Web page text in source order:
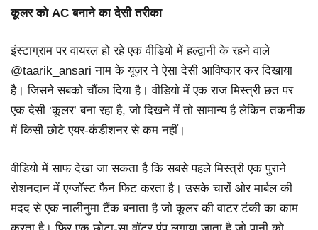
कूलर को AC बनाने का देसी तरीका
इंस्टाग्राम पर वायरल हो रहे एक वीडियो में हल्द्वानी के रहने वाले
@taarik_ansari नाम के यूज़र ने ऐसा देसी आविष्कार कर दिखाया
है। जिसने सबको चौंका दिया है। वीडियो में एक राज मिस्त्री छत पर
एक देसी ‘कूलर’ बना रहा है, जो दिखने में तो सामान्य है लेकिन तकनीक
में किसी छोटे एयर-कंडीशनर से कम नहीं।
वीडियो में साफ देखा जा सकता है कि सबसे पहले मिस्त्री एक पुराने
रोशनदान में एग्जॉस्ट फैन फिट करता है। उसके चारों ओर मार्बल की
मदद से एक नालीनुमा टैंक बनाता है जो कूलर की वाटर टंकी का काम